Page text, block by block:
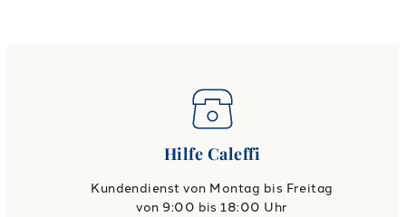
Hilfe Caleffi
Kundendienst von Montag bis Freitag
von 9:00 bis 18:00 Uhr